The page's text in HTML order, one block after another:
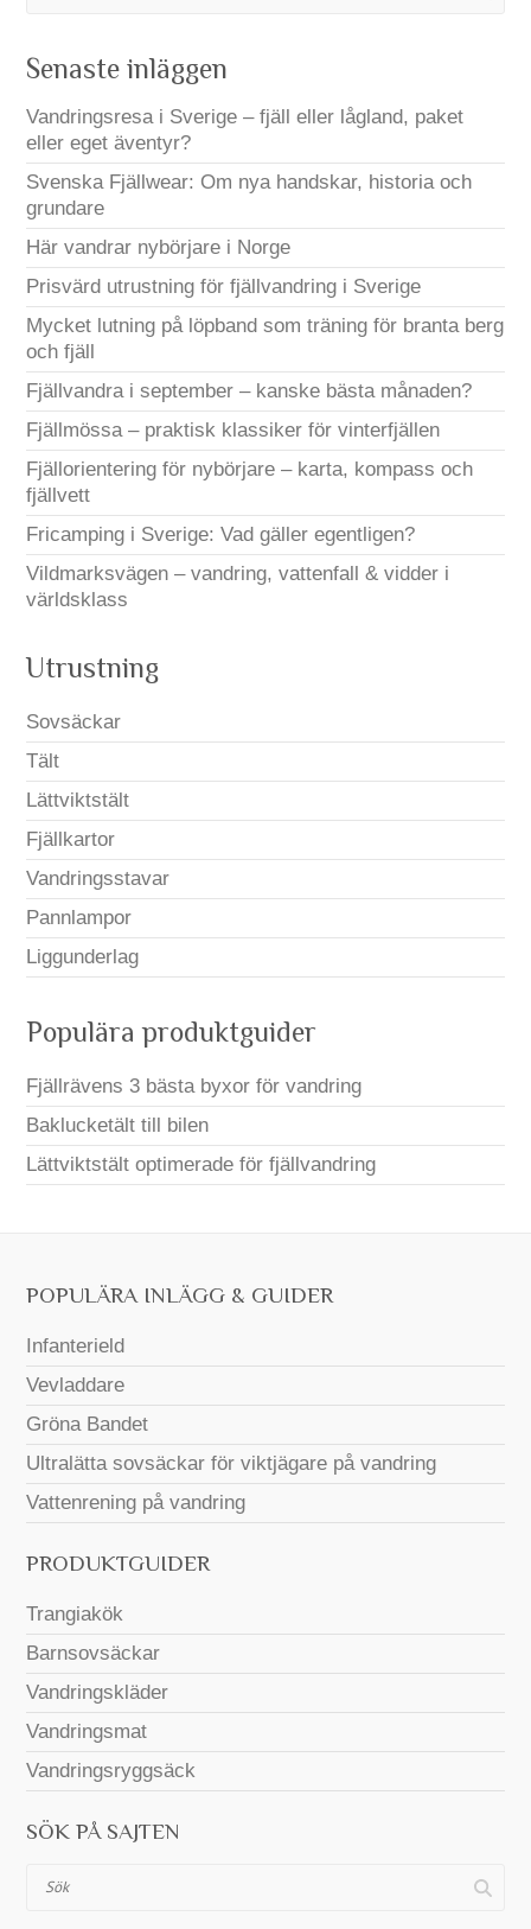
Senaste inläggen
Vandringsresa i Sverige – fjäll eller lågland, paket
eller eget äventyr?
Svenska Fjällwear: Om nya handskar, historia och
grundare
Här vandrar nybörjare i Norge
Prisvärd utrustning för fjällvandring i Sverige
Mycket lutning på löpband som träning för branta berg
och fjäll
Fjällvandra i september – kanske bästa månaden?
Fjällmössa – praktisk klassiker för vinterfjällen
Fjällorientering för nybörjare – karta, kompass och
fjällvett
Fricamping i Sverige: Vad gäller egentligen?
Vildmarksvägen – vandring, vattenfall & vidder i
världsklass
Utrustning
Sovsäckar
Tält
Lättviktstält
Fjällkartor
Vandringsstavar
Pannlampor
Liggunderlag
Populära produktguider
Fjällrävens 3 bästa byxor för vandring
Baklucketält till bilen
Lättviktstält optimerade för fjällvandring
POPULÄRA INLÄGG & GUIDER
Infanterield
Vevladdare
Gröna Bandet
Ultralätta sovsäckar för viktjägare på vandring
Vattenrening på vandring
PRODUKTGUIDER
Trangiakök
Barnsovsäckar
Vandringskläder
Vandringsmat
Vandringsryggsäck
SÖK PÅ SAJTEN
Sök